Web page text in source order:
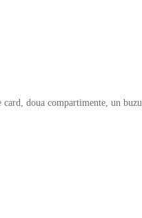
doua compartimente, un